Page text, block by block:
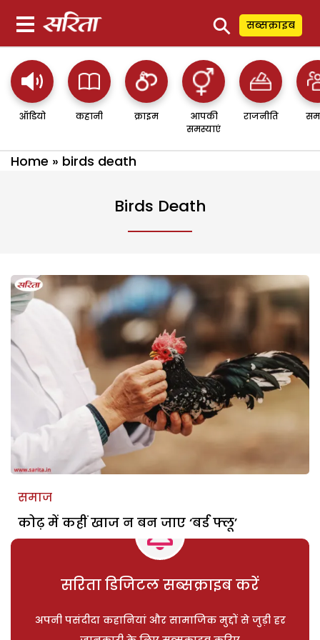
⚲ सब्सक्राइब
ऑडियो कहानी क्राइम
आपकी
समस्याएं
राजनीति
Home » birds death
Birds Death
समाज
कोढ़ में कहीं खाज न बन जाए ‘बर्ड फ्लू’
सरिता डिजिटल सब्सक्राइब करें
अपनी पसंदीदा कहानियां और सामाजिक मुद्दों से जुड़ी हर